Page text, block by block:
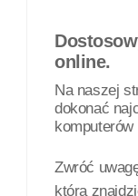
online.
Na naszej
dokonać
Zwróć
którą